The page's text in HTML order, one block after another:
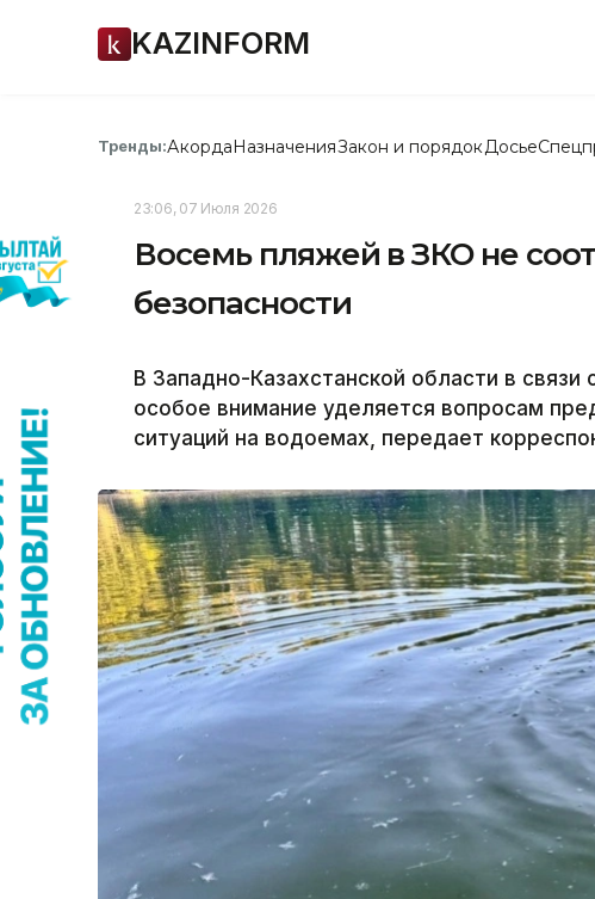
KAZINFORM
Тренды:АкордаНазначенияЗакон и порядок Досье
23:06, 07 Июля 2026
Восемь пляжей в ЗКО не
безопасности
В Западно-Казахстанской области в
особое внимание уделяется вопросам
ситуаций на водоемах, передает